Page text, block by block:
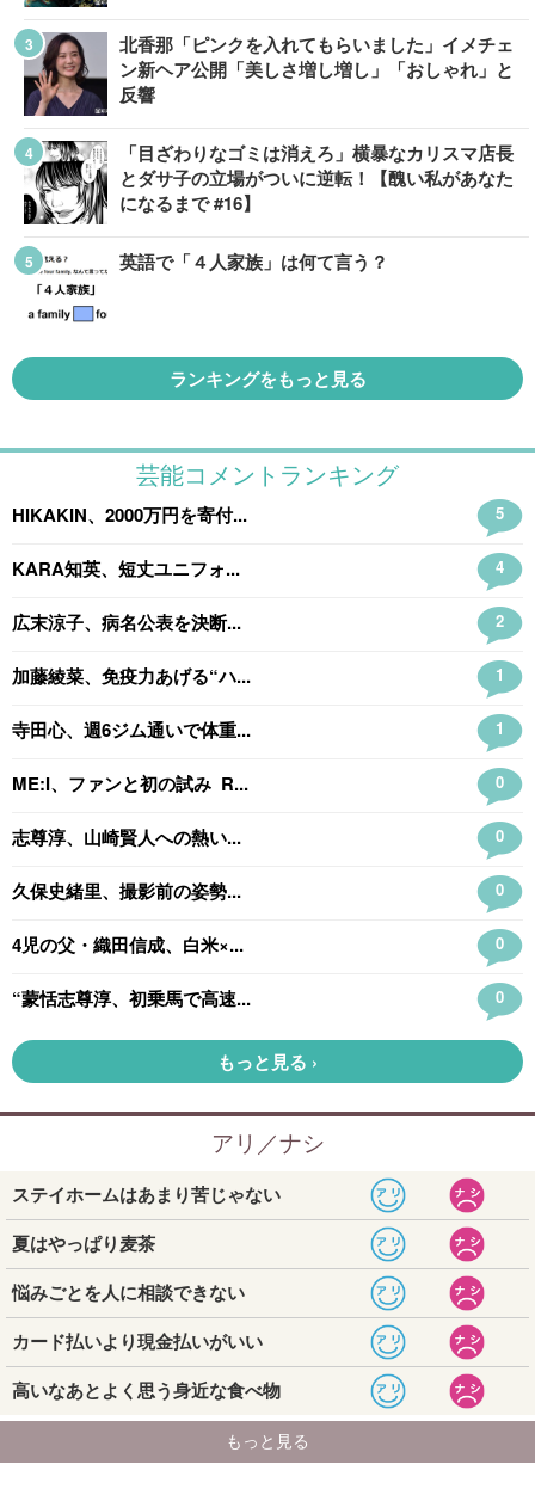
北香那「ピンクを入れてもらいました」イメチェ
ン新ヘア公開「美しさ増し増し」「おしゃれ」と
反響
「目ざわりなゴミは消えろ」横暴なカリスマ店長
とダサ子の立場がついに逆転！【醜い私があなた
になるまで #16】
英語で「４人家族」は何て言う？
ランキングをもっと見る